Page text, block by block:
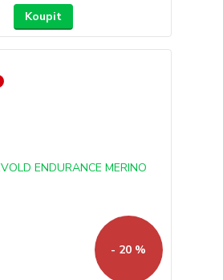
Koupit
- 20 %